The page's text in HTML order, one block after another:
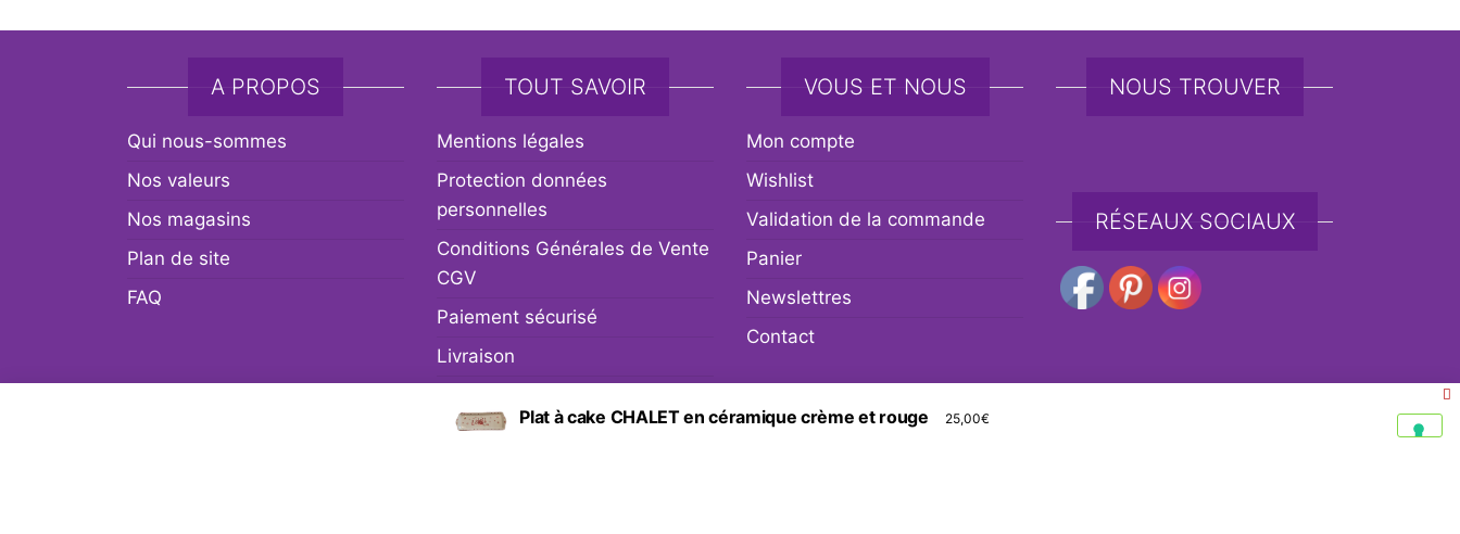
A PROPOS
Qui nous-sommes
Nos valeurs
Nos magasins
Plan de site
FAQ
TOUT SAVOIR
Mentions légales
Protection données
personnelles
Conditions Générales de Vente
CGV
Paiement sécurisé
Livraison
VOUS ET NOUS
Mon compte
Wishlist
Validation de la commande
Panier
Newslettres
Contact
NOUS TROUVER
RÉSEAUX SOCIAUX
Plat à cake CHALET en céramique crème et rouge 25,00€